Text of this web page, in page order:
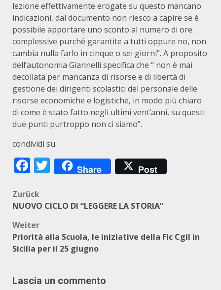
lezione effettivamente erogate su questo mancano
indicazioni, dal documento non riesco a capire se è
possibile apportare uno sconto al numero di ore
complessive purché garantite a tutti oppure no, non
cambia nulla farlo in cinque o sei giorni”. A proposito
dell’autonomia Giannelli specifica che “ non è mai
decollata per mancanza di risorse e di libertà di
gestione dei dirigenti scolastici del personale delle
risorse economiche e logistiche, in modo più chiaro
di come è stato fatto negli ultimi vent’anni, su questi
due punti purtroppo non ci siamo”.
condividi su:
Facebook
Twitter
Share Post
Beitragsnavigation
Zurück
NUOVO CICLO DI “LEGGERE LA STORIA”
Weiter
Priorità alla Scuola, le iniziative della Flc Cgil in
Sicilia per il 25 giugno
Lascia un commento